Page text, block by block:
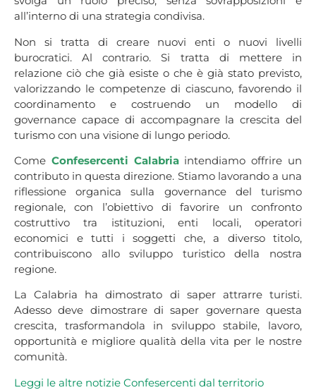
all’interno di una strategia condivisa.
Non si tratta di creare nuovi enti o nuovi livelli
burocratici. Al contrario. Si tratta di mettere in
relazione ciò che già esiste o che è già stato previsto,
valorizzando le competenze di ciascuno, favorendo il
coordinamento e costruendo un modello di
governance capace di accompagnare la crescita del
turismo con una visione di lungo periodo.
Come Confesercenti Calabriaintendiamo offrire un
contributo in questa direzione. Stiamo lavorando a una
riflessione organica sulla governance del turismo
regionale, con l’obiettivo di favorire un confronto
costruttivo tra istituzioni, enti locali, operatori
economici e tutti i soggetti che, a diverso titolo,
contribuiscono allo sviluppo turistico della nostra
regione.
La Calabria ha dimostrato di saper attrarre turisti.
Adesso deve dimostrare di saper governare questa
crescita, trasformandola in sviluppo stabile, lavoro,
opportunità e migliore qualità della vita per le nostre
comunità.
Leggi le altre notizie Confesercenti dal territorio